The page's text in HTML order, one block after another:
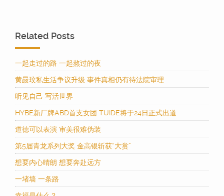
Related Posts
一起走过的路 一起熬过的夜
黄晸玟私生活争议升级 事件真相仍有待法院审理
听见自己 写活世界
HYBE新厂牌ABD首支女团 TUIDE将于24日正式出道
道德可以表演 审美很难伪装
第5届青龙系列大奖 金高银斩获“大赏”
想要内心晴朗 想要奔赴远方
一堵墙 一条路